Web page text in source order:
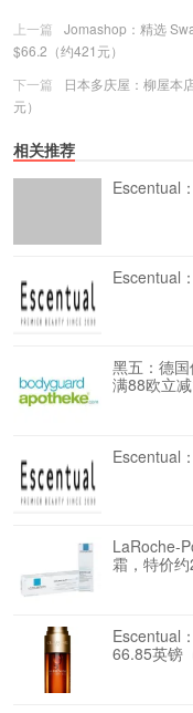
上一篇
Jomashop：精选
$66.2（约421元）
下一篇
日本多庆屋：柳屋本
元）
相关推荐
Escentual
Escentual
黑五：德
满88欧立
Escentual
LaRoche-
霜，特价
Escentual
66.85英镑